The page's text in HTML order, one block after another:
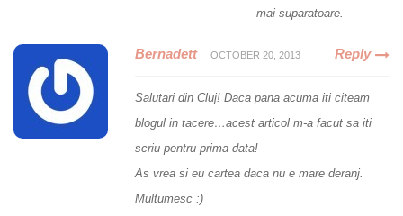
mai suparatoare.
Bernadett OCTOBER 20, 2013 Reply
Salutari din Cluj! Daca pana acuma iti citeam
blogul in tacere…acest articol m-a facut sa iti
scriu pentru prima data!
As vrea si eu cartea daca nu e mare deranj.
Multumesc :)